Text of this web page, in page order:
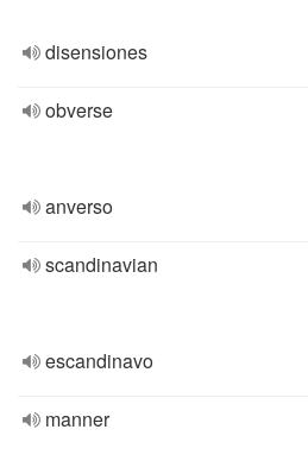
disensiones
obverse
anverso
scandinavian
escandinavo
manner